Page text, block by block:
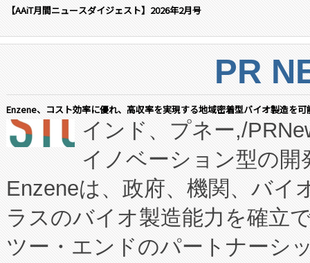
【AAiT月間ニュースダイジェスト】2026年2月号
PR
Enzene、コスト効率に優れ、高収率を実現する地域密着型バイオ製造を
インド、プネー,/
イノベーション型の
Enzeneは、政府、機関、バイ
ラスのバイオ製造能力を確立
ツー・エンドのパートナーシ